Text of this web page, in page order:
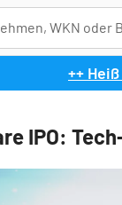
++
IPO: